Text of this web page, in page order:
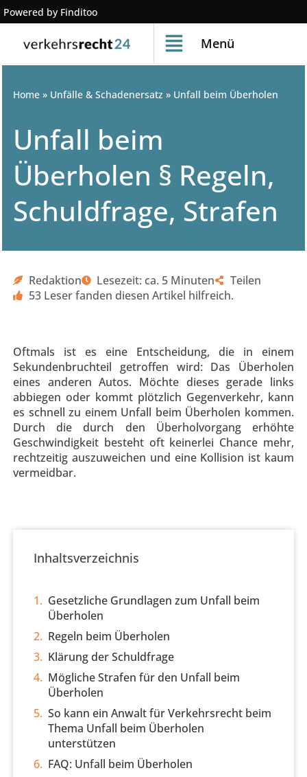
Powered by Finditoo
Menü
Home » Unfälle & Schadenersatz » Unfall beim Überholen
Unfall beim
Überholen § Regeln,
Schuldfrage, Strafen
Redaktion Lesezeit: ca. 5 Minuten
Teilen
53 Leser fanden diesen Artikel hilfreich.
Oftmals ist es eine Entscheidung, die in einem
Sekundenbruchteil getroffen wird: Das Überholen
eines anderen Autos. Möchte dieses gerade links
abbiegen oder kommt plötzlich Gegenverkehr, kann
es schnell zu einem Unfall beim Überholen kommen.
Durch die durch den Überholvorgang erhöhte
Geschwindigkeit besteht oft keinerlei Chance mehr,
rechtzeitig auszuweichen und eine Kollision ist kaum
vermeidbar.
Inhaltsverzeichnis
Gesetzliche Grundlagen zum Unfall beim
Überholen
Regeln beim Überholen
Klärung der Schuldfrage
Mögliche Strafen für den Unfall beim
Überholen
So kann ein Anwalt für Verkehrsrecht beim
Thema Unfall beim Überholen
unterstützen
FAQ: Unfall beim Überholen